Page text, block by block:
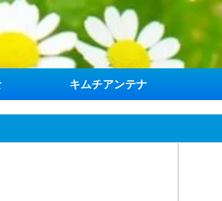
キムチアンテナ